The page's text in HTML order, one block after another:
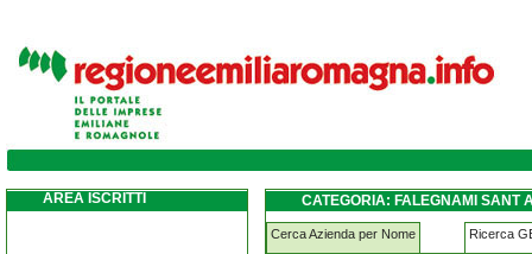
falegnami sant-agostino
AREA ISCRITTI CATEGORIA: FALEGNAMI SANT
Cerca Azienda per Nome Ricerca